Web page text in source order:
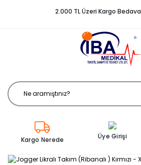
2.000 TL Üzeri Kargo Bedava
Kargo Nerede Üye Girişi